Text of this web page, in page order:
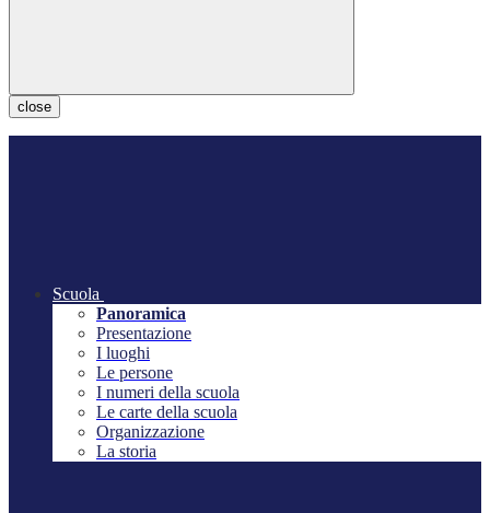
close
Scuola
Panoramica
Presentazione
I luoghi
Le persone
I numeri della scuola
Le carte della scuola
Organizzazione
La storia